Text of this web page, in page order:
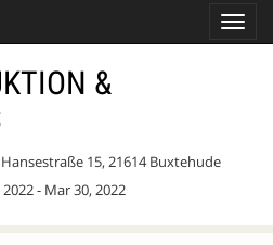
&
Hansestraße 15, 21614 Buxtehude
- Mar 30, 2022